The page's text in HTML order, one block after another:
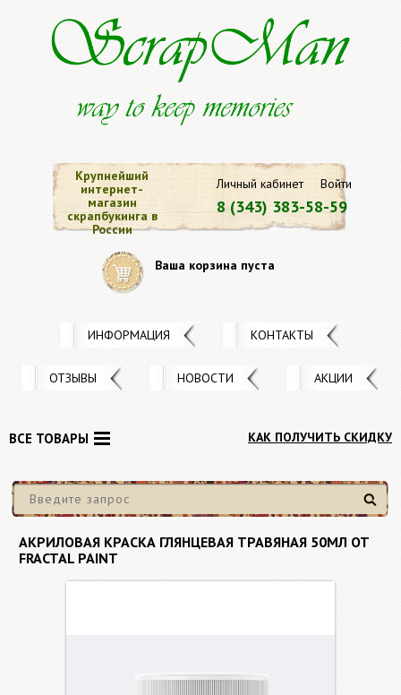
Личный кабинет Войти
8 (343) 383-58-59
Крупнейший
интернет-
магазин
скрапбукинга в
России
Ваша корзина пуста
ИНФОРМАЦИЯ КОНТАКТЫ
ОТЗЫВЫ НОВОСТИ АКЦИИ
КАК ПОЛУЧИТЬ СКИДКУ
Найти
ВСЕ ТОВАРЫ
АКРИЛОВАЯ КРАСКА ГЛЯНЦЕВАЯ ТРАВЯНАЯ 50МЛ ОТ
FRACTAL PAINT